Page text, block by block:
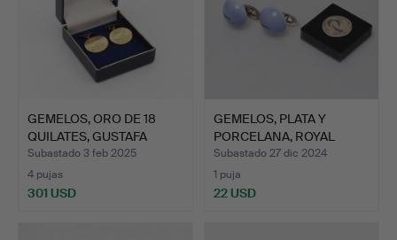
GEMELOS, ORO DE 18
QUILATES, GUSTAFA
DAHLG…
Subastado 3 feb 2025
4 pujas
301 USD
GEMELOS, PLATA Y
PORCELANA, ROYAL
COPENHAG…
Subastado 27 dic 2024
1 puja
22 USD